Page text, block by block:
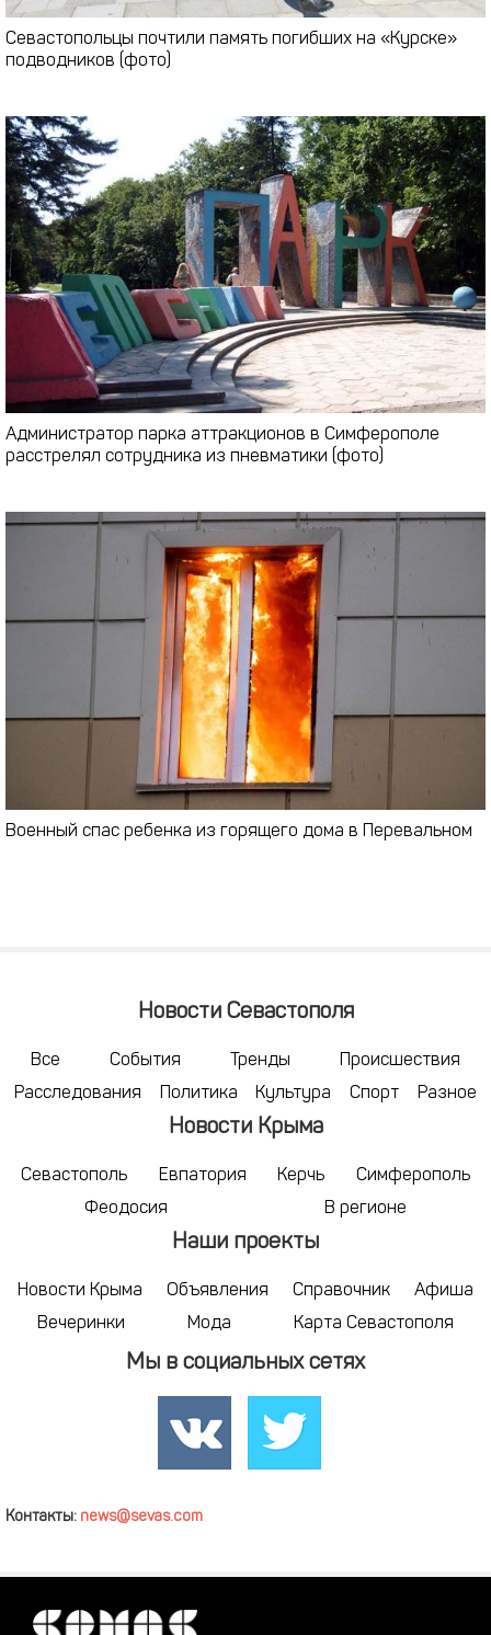
Севастопольцы почтили память погибших на «Курске»
подводников (фото)
Администратор парка аттракционов в Симферополе
расстрелял сотрудника из пневматики (фото)
Военный спас ребенка из горящего дома в Перевальном
Новости Севастополя
Все События Тренды
Происшествия
Расследования
Политика Культура Спорт Разное
Новости Крыма
Севастополь Евпатория Керчь
Симферополь
Феодосия
В регионе
Наши проекты
Новости Крыма Объявления Справочник
Афиша
Вечеринки
Мода Карта Севастополя
Мы в социальных сетях
Контакты: news@sevas.com